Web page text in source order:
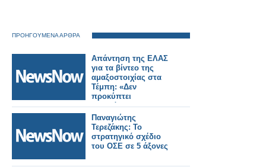
ΠΡΟΗΓΟΥΜΕΝΑ ΑΡΘΡΑ
Απάντηση της ΕΛΑΣ
για τα βίντεο της
αμαξοστοιχίας στα
Τέμπη: «Δεν
προκύπτει
πιθανότητα
παραποίησης»
Παναγιώτης
Τερεζάκης: Το
στρατηγικό σχέδιο
του ΟΣΕ σε 5 άξονες